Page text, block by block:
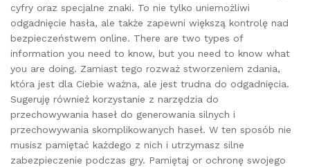
cyfry oraz specjalne znaki. To nie tylko uniemożliwi
odgadnięcie hasła, ale także zapewni większą kontrolę nad
bezpieczeństwem online. There are two types of
information you need to know, but you need to know what
you are doing. Zamiast tego rozważ stworzeniem zdania,
która jest dla Ciebie ważna, ale jest trudna do odgadnięcia.
Sugeruję również korzystanie z narzędzia do
przechowywania haseł do generowania silnych i
przechowywania skomplikowanych haseł. W ten sposób nie
musisz pamiętać każdego z nich i utrzymasz silne
zabezpieczenie podczas gry. Pamiętaj or ochronę swojego